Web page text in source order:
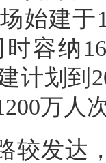
始建于
容纳
计划到
万人
较发达